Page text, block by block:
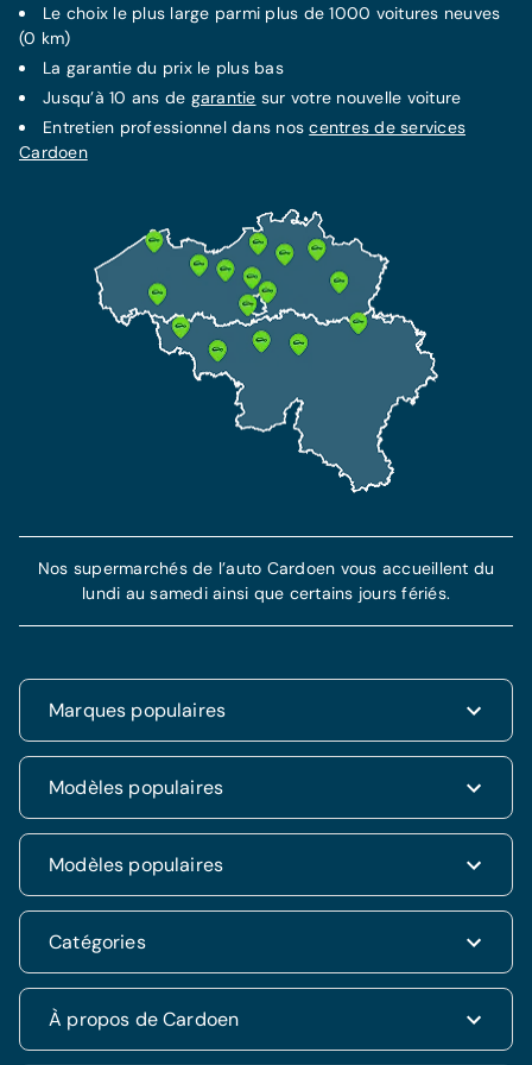
FORFAIT MENSUEL FIXE
Contrat d'entretien Service +
70€/mois
Tous les frais de maintenance inclus
Tous les frais de réparations techniques
inclus
Assistance dépannage de 7 ans incluse
En savoir plus
LA MEILLEURE PROTECTION
Assurance Omnium
Dès 72 €/mois
Cette assurance inclut l'assurance RC et garantit
votre protection et indemnisation en cas de vol
et accident.
Plus d'information
Le choix le plus large parmi plus de 1000 voitures neuves
(0 km)
La garantiedu prix le plus bas
Jusqu’à 10 ans de garantie sur votre nouvelle voiture
Entretien professionnel dans noscentres de services
Cardoen
Marques populaires
Renault
Dacia
Volkswagen
Hyundai
Kia
Mercedes
Opel
Seat
Modèles populaires
Renault Clio
Fiat 500
Hyundai Tucson
Kia Rio
Nissan Qashqai
Mercedes CLA
Modèles populaires
Hyundai i20
Jeep Renegade
Volkswagen Golf VII
Alfa Romeo Giulietta
Catégories
SUV & 4x4
Nos supermarchés de l’auto Cardoen vous accueillent du
lundi au samedi ainsi que certains jours fériés.
À propos de Cardoen